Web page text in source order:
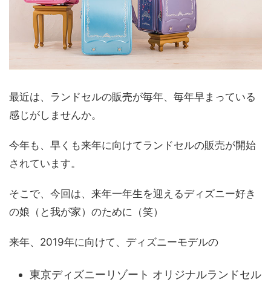
最近は、ランドセルの販売が毎年、毎年早まっている
感じがしませんか。
今年も、早くも来年に向けてランドセルの販売が開始
されています。
そこで、今回は、来年一年生を迎えるディズニー好き
の娘（と我が家）のために（笑）
来年、2019年に向けて、ディズニーモデルの
東京ディズニーリゾート オリジナルランドセル